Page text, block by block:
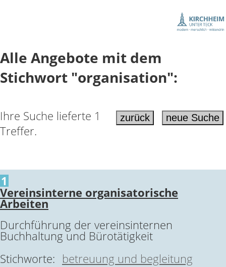
Alle Angebote mit dem
Stichwort "organisation":
Ihre Suche lieferte 1
Treffer.
1
Vereinsinterne organisatorische
Arbeiten
Durchführung der vereinsinternen
Buchhaltung und Bürotätigkeit
Stichworte: betreuung und begleitung